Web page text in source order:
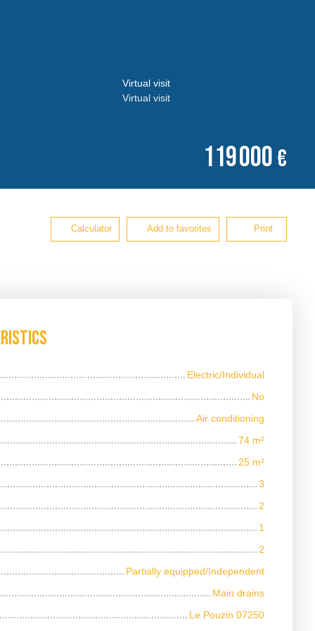
Virtual visit
Virtual visit
119 000 €
Calculator Add to favorites Print
Electric/Individual
No
Air conditioning
74 m²
25 m²
3
2
1
2
Partially equipped/Independent
Main drains
Le Pouzin 07250